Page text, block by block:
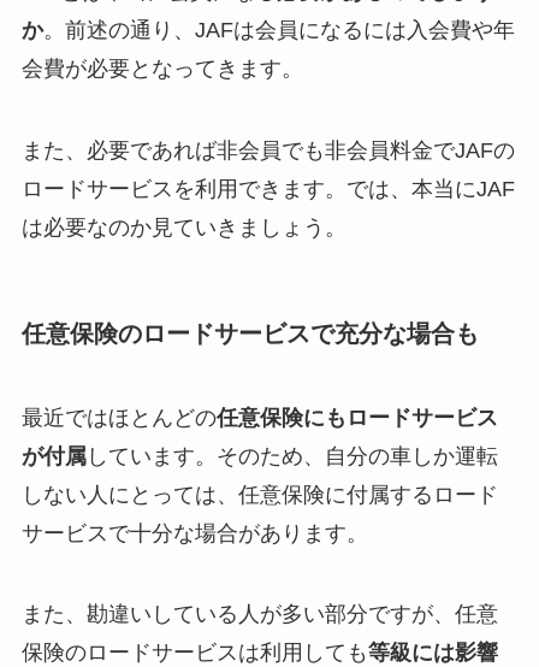
か。前述の通り、JAFは会員になるには入会費や年
会費が必要となってきます。
また、必要であれば非会員でも非会員料金でJAFの
ロードサービスを利用できます。では、本当にJAF
は必要なのか見ていきましょう。
任意保険のロードサービスで充分な場合も
最近ではほとんどの任意保険にもロードサービス
が付属しています。そのため、自分の車しか運転
しない人にとっては、任意保険に付属するロード
サービスで十分な場合があります。
また、勘違いしている人が多い部分ですが、任意
保険のロードサービスは利用しても等級には影響